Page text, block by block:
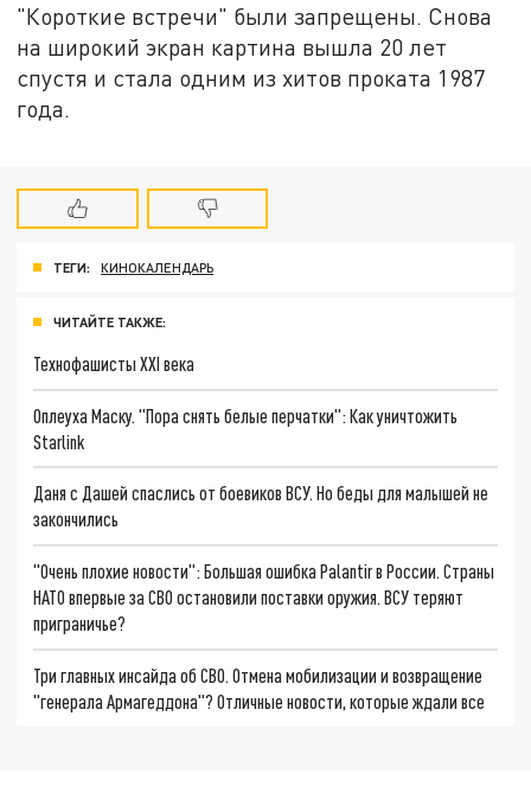
"Короткие встречи" были запрещены. Снова
на широкий экран картина вышла 20 лет
спустя и стала одним из хитов проката 1987
года.
ТЕГИ: КИНОКАЛЕНДАРЬ
ЧИТАЙТЕ ТАКЖЕ:
Технофашисты XXI века
Оплеуха Маску. "Пора снять белые перчатки": Как уничтожить
Starlink
Даня с Дашей спаслись от боевиков ВСУ. Но беды для малышей не
закончились
"Очень плохие новости": Большая ошибка Palantir в России. Страны
НАТО впервые за СВО остановили поставки оружия. ВСУ теряют
приграничье?
Три главных инсайда об СВО. Отмена мобилизации и возвращение
"генерала Армагеддона"? Отличные новости, которые ждали все